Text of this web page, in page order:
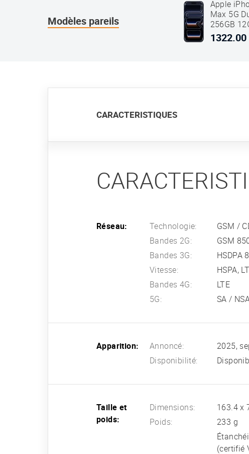
Modèles pareils
Apple
Max 5G
256GB
Deep Bleu
1322.00
CARACTERISTIQUES
Réseau: Technologie:
GSM /
Bandes 2G:
GSM
Bandes 3G:
HSDPA
Vitesse:
HSPA,
Bandes 4G:
LTE
5G:
SA /
Apparition: Annoncé:
2025,
Disponibilité:
Taille et
poids:
Dimensions:
163.4 x
Poids:
233 g
(certifié